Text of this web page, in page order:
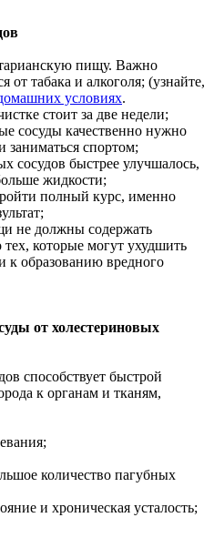
пищу. Важно
от табака и алкоголя; (узнайте,
условиях.
стоит за две недели;
сосуды качественно нужно
заниматься спортом;
сосудов быстрее улучшалось,
жидкости;
полный курс, именно
не должны содержать
которые могут ухудшить
к образованию вредного
от холестериновых
способствует быстрой
к органам и тканям,
количество пагубных
и хроническая усталость;